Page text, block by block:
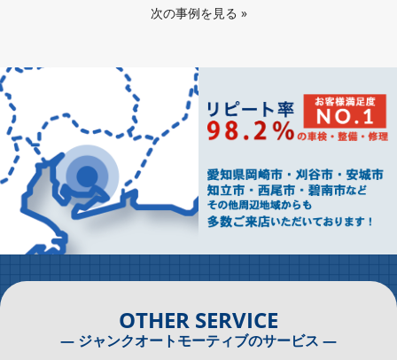
次の事例を見る »
OTHER SERVICE
― ジャンクオートモーティブのサービス ―